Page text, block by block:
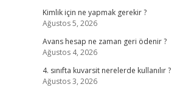
Kimlik için ne yapmak gerekir ?
Ağustos 5, 2026
Avans hesap ne zaman geri ödenir ?
Ağustos 4, 2026
4. sınıfta kuvarsit nerelerde kullanılır ?
Ağustos 3, 2026